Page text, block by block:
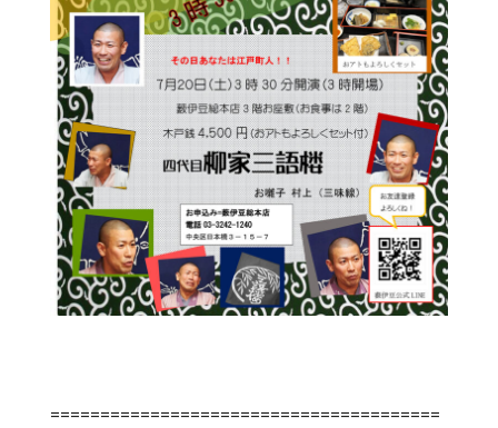
=======================================